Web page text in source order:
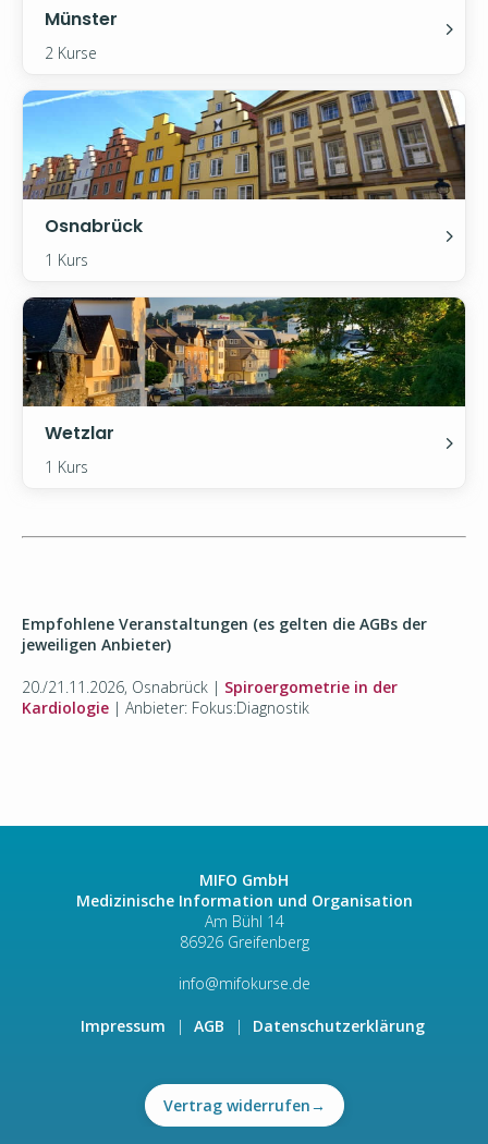
Münster
2 Kurse
Osnabrück
1 Kurs
Wetzlar
1 Kurs
Empfohlene Veranstaltungen (es gelten die AGBs der
jeweiligen Anbieter)
20./21.11.2026, Osnabrück | Spiroergometrie in der
Kardiologie | Anbieter: Fokus:Diagnostik
MIFO GmbH
Medizinische Information und Organisation
Am Bühl 14
86926 Greifenberg
info@mifokurse.de
Impressum AGB Datenschutzerklärung
Vertrag widerrufen→